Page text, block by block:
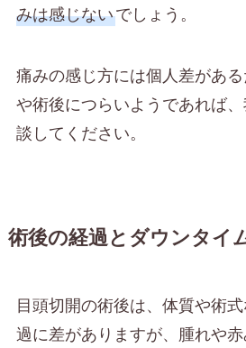
みは感じないでしょう。
痛みの感じ方には個人差があ
や術後につらいようであれば
談してください。
術後の経過とダウンタイ
目頭切開の術後は、体質や術
過に差がありますが、腫れや